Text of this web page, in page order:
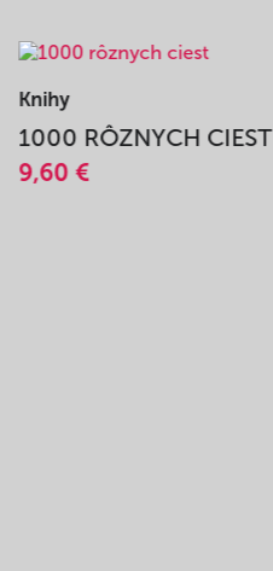
Knihy
1000 RÔZNYCH CIEST
9,60 €